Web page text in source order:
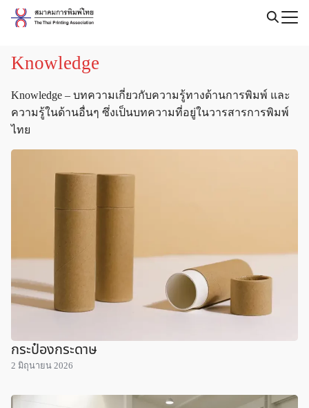
Skip
for:
Knowledge
Knowledge – บทความเกี่ยวกับความรู้ทางด้านการพิมพ์ และ
ความรู้ในด้านอื่นๆ ซึ่งเป็นบทความที่อยู่ในวารสารการพิมพ์
ไทย
กระป๋องกระดาษ
2 มิถุนายน 2026